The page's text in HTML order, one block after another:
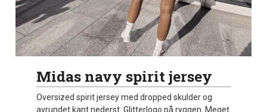
Midas navy spirit jersey
Oversized spirit jersey med dropped skulder og
avrundet kant nederst. Glitterlogo på ryggen. Meget